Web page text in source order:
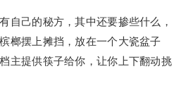
自己的秘方，其中还要掺些什么，
榔摆上摊挡，放在一个大瓷盆子
主提供筷子给你，让你上下翻动挑